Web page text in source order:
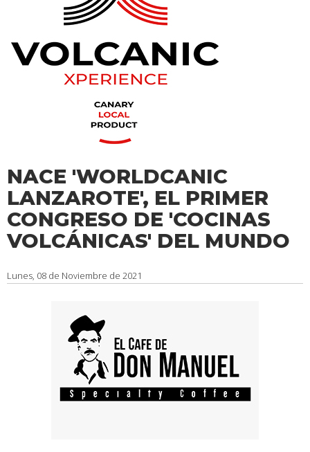
NACE 'WORLDCANIC
LANZAROTE', EL PRIMER
CONGRESO DE 'COCINAS
VOLCÁNICAS' DEL MUNDO
Lunes, 08 de Noviembre de 2021